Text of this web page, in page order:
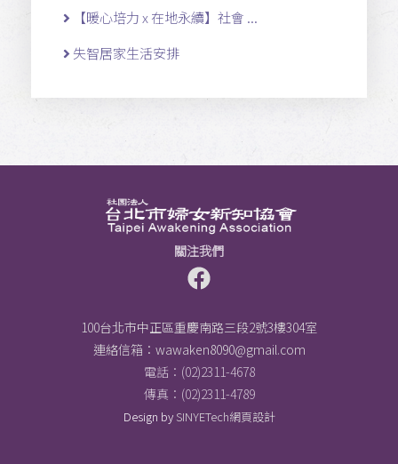
【暖心培力 x 在地永續】社會 ...
失智居家生活安排
關注我們
100台北市中正區重慶南路三段2號3樓304室
連絡信箱： wawaken8090@gmail.com
電話：(02)2311-4678
傳真：(02)2311-4789
Design by SINYETech網頁設計